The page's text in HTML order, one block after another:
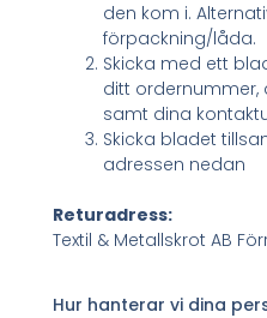
den kom i.
förpackning/låda.
Skicka med ett
ditt ordernummer,
samt dina
Skicka bladet
adressen nedan
Returadress:
Textil & Metallskrot AB
Hur hanterar vi dina